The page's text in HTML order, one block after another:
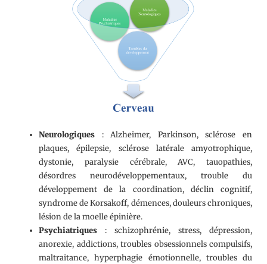
Neurologiques : Alzheimer, Parkinson, sclérose en
plaques, épilepsie, sclérose latérale amyotrophique,
dystonie, paralysie cérébrale, AVC, tauopathies,
désordres neurodéveloppementaux, trouble du
développement de la coordination, déclin cognitif,
syndrome de Korsakoff, démences, douleurs chroniques,
lésion de la moelle épinière.
Psychiatriques : schizophrénie, stress, dépression,
anorexie, addictions, troubles obsessionnels compulsifs,
maltraitance, hyperphagie émotionnelle, troubles du